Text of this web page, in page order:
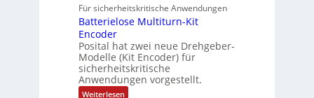
i
o
g
e
w
ä
ä
f
t
e
l
e
r
ä
l
t
S
c
n
s
l
o
s
e
F
Für sicherheitskritische Anwendungen
Batterielose Multiturn-Kit
Encoder
Posital hat zwei neue Drehgeber-
Modelle (Kit Encoder) für
sicherheitskritische
Anwendungen vorgestellt.
Weiterlesen: